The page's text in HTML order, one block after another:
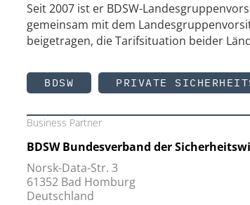
Seit 2007 ist er BDSW-
gemeinsam mit dem
beigetragen, die Tarifsituation beider
BDSW PRIVATE
Business Partner
BDSW Bundesverband der
Norsk-Data-Str. 3
61352 Bad Homburg
Deutschland